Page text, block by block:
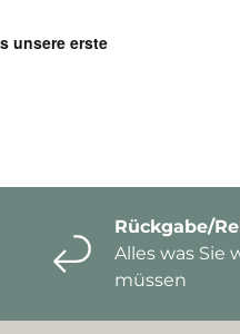
Rückgabe/
Alles was Sie
müssen